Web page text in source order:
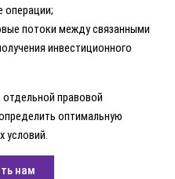
операции;
потоки между связанными
инвестиционного
правовой
оптимальную
условий.
нам